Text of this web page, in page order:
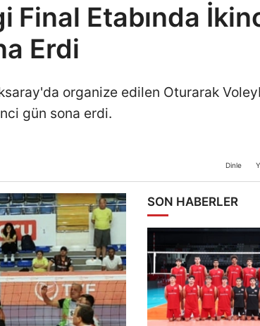
Final Etabında
Erdi
organize edilen Oturarak
gün sona erdi.
Dinle
SON HABERLER